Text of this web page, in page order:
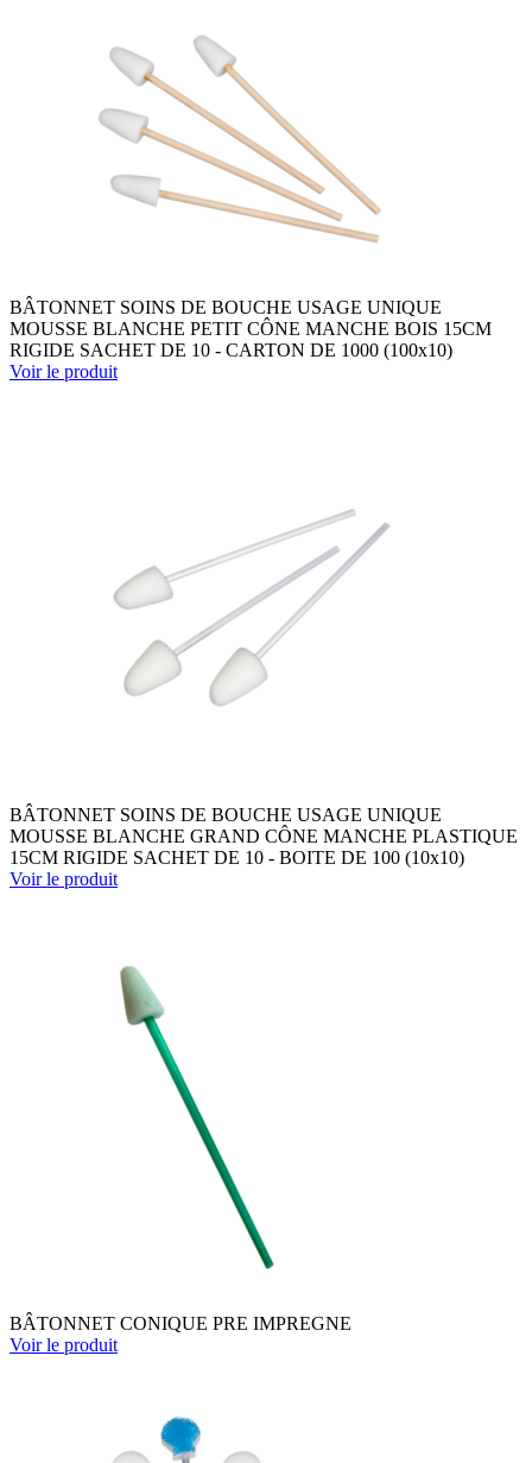
BÂTONNET SOINS DE BOUCHE USAGE UNIQUE
MOUSSE BLANCHE PETIT CÔNE MANCHE BOIS 15CM
RIGIDE SACHET DE 10 - CARTON DE 1000 (100x10)
Voir le produit
BÂTONNET SOINS DE BOUCHE USAGE UNIQUE
MOUSSE BLANCHE GRAND CÔNE MANCHE PLASTIQUE
15CM RIGIDE SACHET DE 10 - BOITE DE 100 (10x10)
Voir le produit
BÂTONNET CONIQUE PRE IMPREGNE
Voir le produit